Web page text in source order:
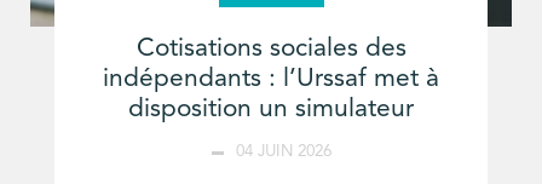
Cotisations sociales des
indépendants : l’Urssaf met à
disposition un simulateur
04 JUIN 2026